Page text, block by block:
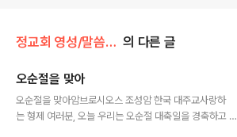
정교회 영성/말씀과 함께 의 다른 글
오순절을 맞아
오순절을 맞아암브로시오스 조성암 한국 대주교사랑하
는 형제 여러분, 오늘 우리는 오순절 대축일을 경축하고 있